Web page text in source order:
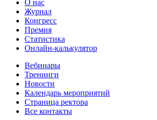
О нас
Журнал
Конгресс
Премия
Статистика
Онлайн-калькулятор
Вебинары
Тренинги
Новости
Календарь мероприятий
Страница ректора
Все контакты